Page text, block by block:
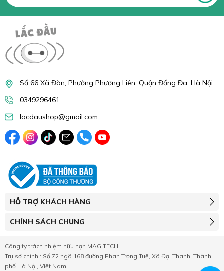
Số 66 Xã Đàn, Phường Phương Liên, Quận Đống Đa, Hà Nội
0349296461
lacdaushop@gmail.com
HỖ TRỢ KHÁCH HÀNG
CHÍNH SÁCH CHUNG
Công ty trách nhiệm hữu hạn MAGITECH
Trụ sở chính : Số 72 ngõ 168 đường Phan Trọng Tuệ, Xã Đại Thanh, Thành
phố Hà Nội, Việt Nam